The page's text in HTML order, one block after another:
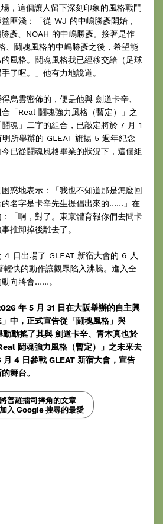
，這個讓人留下深刻印象的風格戰鬥
匪淺：「從 WJ 的中嶋勝彥開始，
彥、NOAH 的中嶋勝彥。接著是作
、鬪魂風格的中嶋勝彥之後，希望能
風格。鬪魂風格我已經移交給（足球
了喔。」他有力地說道。
烏雲密佈的，便是他與 劍道卡辛、
「Real 鬪魂強力風格（暫定）」之
魂」二字的組合，已敲定將於 7 月 1
明所舉辦的 GLEAT 旗揚 5 週年紀念
已從鬪魂風格畢業的狀況下，這個組
惑地表示：「我也不知道那是怎麼回
的名字是卡辛先生提倡出來的……」在
「啊，對了。東京體育報你們去問卡
推卸掉後離去了。
4 日出場了 GLEAT 新宿大會的 6 人
輕快的動作讓觀眾陷入沸騰。進入全
向將會……。
年 5 月 31 日在大阪舉辦的自主興
中，正式宣告從「鬪魂風格」與
動動搖了其與 劍道卡辛、青木真也於
鬪魂強力風格（暫定）」之未來去
4 日參戰 GLEAT 新宿大會，宣告
舞台。
將普羅擂司摔角的文章
加入 Google 搜尋的最愛